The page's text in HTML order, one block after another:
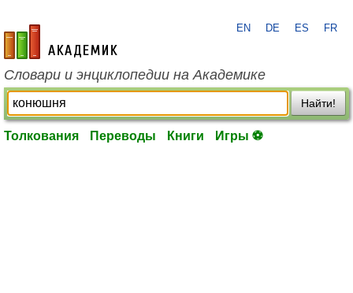
academic.ru
EN DE ES FR
Словари и энциклопедии на Академике
Найти!
Толкования Переводы Книги Игры ⚽